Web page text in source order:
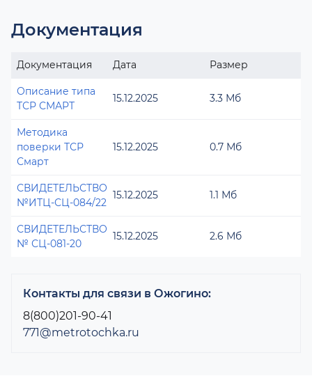
Документация
Документация Дата Размер
Описание типа
ТСР СМАРТ
15.12.2025 3.3 Мб
Методика
поверки ТСР
Смарт
15.12.2025 0.7 Мб
СВИДЕТЕЛЬСТВО
№ИТЦ-СЦ-084/22
15.12.2025 1.1 Мб
СВИДЕТЕЛЬСТВО
№ СЦ-081-20
15.12.2025 2.6 Мб
Контакты для связи в Ожогино:
8(800)201-90-41
771@metrotochka.ru